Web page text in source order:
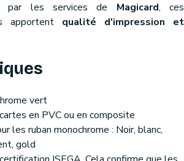
par les services de Magicard, ces
apportent qualité d'impression et
vert
en PVC ou en composite
les ruban monochrome : Noir, blanc,
gold